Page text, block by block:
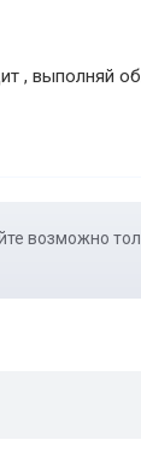
, выполняй
возможно